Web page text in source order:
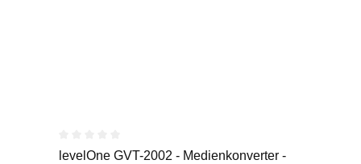
Durchschnittliche Bewertung von 0 von 5 Sternen
levelOne GVT-2002 - Medienkonverter -